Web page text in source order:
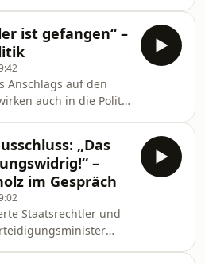
private Einblicke
und erklärt, warum
politischer Themen
Debatte führen.
Buch „Poseidons
erhältlich:
4yRDmynUnterstützen
ist gefangen“ –
Anschlags auf den
auch in die Politik
das
nach Jens Spahn,
der AfD in
Sie hier
Journalismus:
„Das
–
im Gespräch
Staatsrechtler und